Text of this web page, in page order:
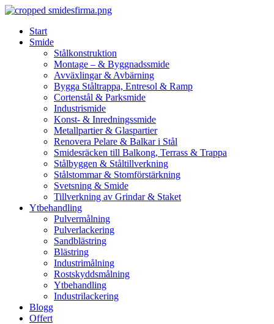
Skip
contentStart
Smide
Stålkonstruktion
Montage – & Byggnadssmide
Avväxlingar & Avbärning
Bygga Ståltrappa, Entresol & Ramp
Cortenstål & Parksmide
Industrismide
Konst- & Inredningssmide
Metallpartier & Glaspartier
Renovera Pelare & Balkar i Stål
Smidesräcken till Balkong, Terrass & Trappa
Stålbyggen & Ståltillverkning
Stålstommar & Stomförstärkning
Svetsning & Smide
Tillverkning av Grindar & Staket
Ytbehandling
Pulvermålning
Pulverlackering
Sandblästring
Blästring
Industrimålning
Rostskyddsmålning
Ytbehandling
Industrilackering
Blogg
Offert